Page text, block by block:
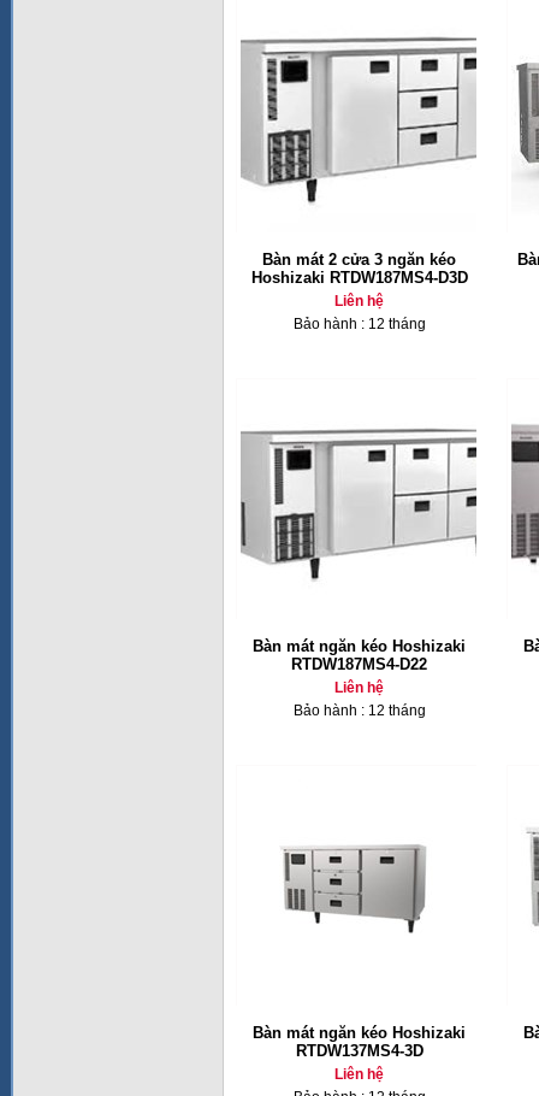
Bàn mát 2 cửa 3 ngăn kéo
Hoshizaki RTDW187MS4-D3D
Liên hệ
Bảo hành : 12 tháng
Bàn mát ngăn kéo Hoshizaki
RTDW187MS4-D22
Liên hệ
Bảo hành : 12 tháng
Bàn mát ngăn kéo Hoshizaki
RTDW137MS4-3D
Liên hệ